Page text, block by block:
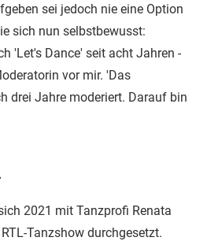
sei jedoch nie eine Option
sich nun selbstbewusst:
'Let's Dance' seit acht Jahren -
vor mir. 'Das
drei Jahre moderiert. Darauf bin
2021 mit Tanzprofi Renata
Tanzshow durchgesetzt.